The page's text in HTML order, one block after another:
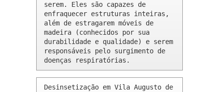
serem. Eles são capazes de
enfraquecer estruturas inteiras,
além de estragarem móveis de
madeira (conhecidos por sua
durabilidade e qualidade) e serem
responsáveis pelo surgimento de
doenças respiratórias.
Desinsetização em Vila Augusto de